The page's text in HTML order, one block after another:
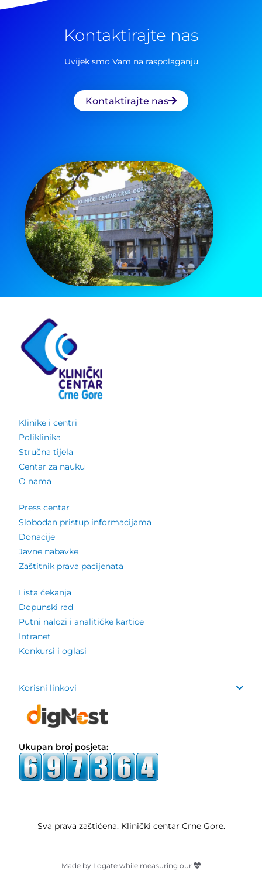
Kontaktirajte nas
Uvijek smo Vam na raspolaganju
Kontaktirajte nas
Klinike i centri
Poliklinika
Stručna tijela
Centar za nauku
O nama
Press centar
Slobodan pristup informacijama
Donacije
Javne nabavke
Zaštitnik prava pacijenata
Lista čekanja
Dopunski rad
Putni nalozi i analitičke kartice
Intranet
Konkursi i oglasi
Korisni linkovi
Ukupan broj posjeta:
Sva prava zaštićena. Klinički centar Crne Gore.
Made by Logate while measuring our